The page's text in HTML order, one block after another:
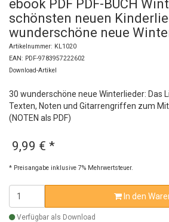
ebook PDF PDF-BUCH
schönsten neuen
wunderschöne neue
Artikelnummer: KL1020
EAN: PDF-9783957222602
Download-Artikel
30 wunderschöne neue Winterlieder: Das
Texten, Noten und Gitarrengriffen zum
(NOTEN als PDF)
9,99 € *
* Preisangabe inklusive 7% Mehrwertsteuer.
In den
Verfügbar als Download